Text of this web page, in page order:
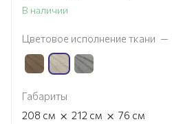
В наличии
Цветовое исполнение ткани —
Габариты
208 см × 212 см × 76 см